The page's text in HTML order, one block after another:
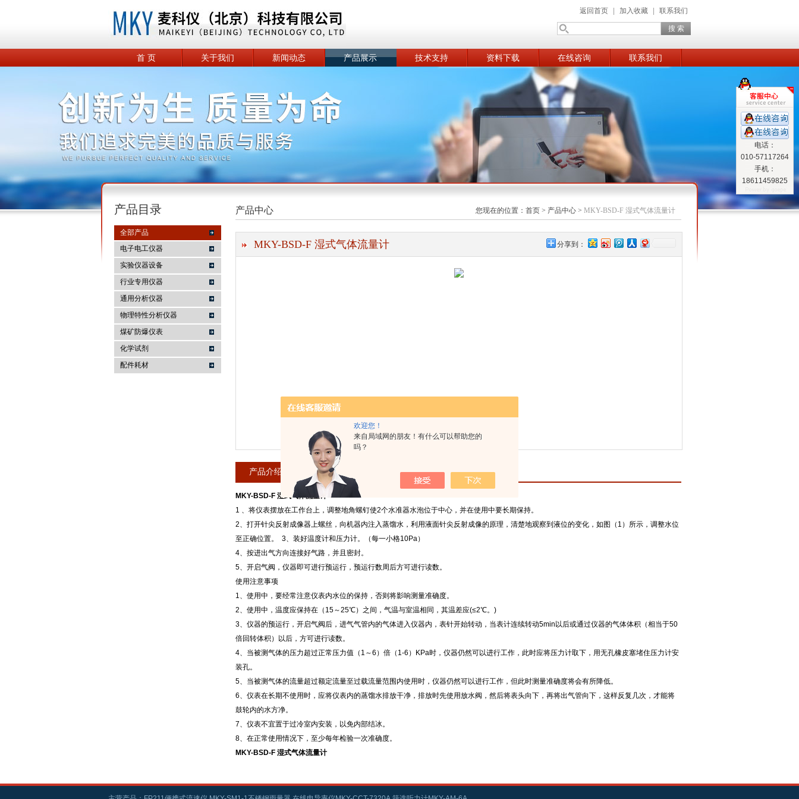
欢迎您！
来自局域网的朋友！有什么可以帮助您的
吗？
麦科仪（北京）科技有限公司
返回首页 加入收藏 联系我们
首 页 关于我们 新闻动态 产品展示 技术支持 资料下载 在线咨询 联系我们
产品目录
全部产品
电子电工仪器
实验仪器设备
行业专用仪器
通用分析仪器
物理特性分析仪器
煤矿防爆仪表
化学试剂
配件耗材
产品中心 您现在的位置： 首页 > 产品中心 > MKY-BSD-F 湿式气体流量计
MKY-BSD-F 湿式气体流量计 分享到：
产品介绍 在线留言
MKY-BSD-F 湿式气体流量计
1 、将仪表摆放在工作台上，调整地角螺钉使2个水准器水泡位于中心，并在使用中要长期保持。
2、打开针尖反射成像器上螺丝，向机器内注入蒸馏水，利用液面针尖反射成像的原理，清楚地观察到液位的变化，如图（1）所示，调整水位
至正确位置。 3、装好温度计和压力计。（每一小格10Pa）
4、按进出气方向连接好气路，并且密封。
5、开启气阀，仪器即可进行预运行，预运行数周后方可进行读数。
使用注意事项
1、使用中，要经常注意仪表内水位的保持，否则将影响测量准确度。
2、使用中，温度应保持在（15～25℃）之间，气温与室温相同，其温差应(≤2℃。)
3、仪器的预运行，开启气阀后，进气气管内的气体进入仪器内，表针开始转动，当表计连续转动5min以后或通过仪器的气体体积（相当于50
倍回转体积）以后，方可进行读数。
4、当被测气体的压力超过正常压力值（1～6）倍（1-6）KPa时，仪器仍然可以进行工作，此时应将压力计取下，用无孔橡皮塞堵住压力计安
装孔。
5、当被测气体的流量超过额定流量至过载流量范围内使用时，仪器仍然可以进行工作，但此时测量准确度将会有所降低。
6、仪表在长期不使用时，应将仪表内的蒸馏水排放干净，排放时先使用放水阀，然后将表头向下，再将出气管向下，这样反复几次，才能将
鼓轮内的水方净。
7、仪表不宜置于过冷室内安装，以免内部结冰。
8、在正常使用情况下，至少每年检验一次准确度。
MKY-BSD-F 湿式气体流量计
电话：
010-57117264
手机：
18611459825